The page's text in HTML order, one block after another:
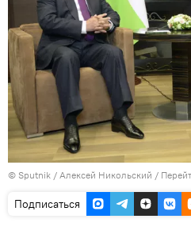
© Sputnik / Алексей Никольский /
Подписаться